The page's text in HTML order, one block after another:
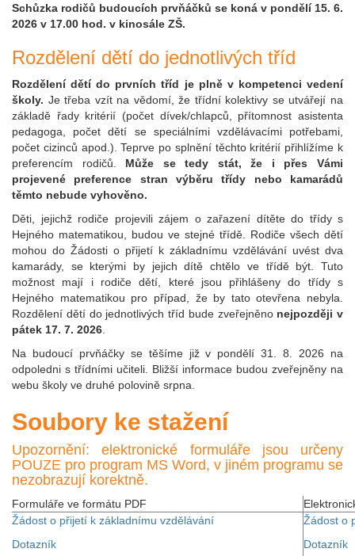
Schůzka rodičů budoucích prvňáčků se koná v pondělí 15. 6.
2026 v 17.00 hod. v kinosále ZŠ.
Rozdělení dětí do jednotlivých tříd
Rozdělení dětí do prvních tříd je plně v kompetenci vedení
školy. Je třeba vzít na vědomí, že třídní kolektivy se utvářejí na
základě řady kritérií (počet dívek/chlapců, přítomnost asistenta
pedagoga, počet dětí se speciálními vzdělávacími potřebami,
počet cizinců apod.). Teprve po splnění těchto kritérií přihlížíme k
preferencím rodičů. Může se tedy stát, že i přes Vámi
projevené preference stran výběru třídy nebo kamarádů
těmto nebude vyhověno.
Děti, jejichž rodiče projevili zájem o zařazení dítěte do třídy s
Hejného matematikou, budou ve stejné třídě. Rodiče všech dětí
mohou do Žádosti o přijetí k základnímu vzdělávání uvést dva
kamarády, se kterými by jejich dítě chtělo ve třídě být. Tuto
možnost mají i rodiče dětí, které jsou přihlášeny do třídy s
Hejného matematikou pro případ, že by tato otevřena nebyla.
Rozdělení dětí do jednotlivých tříd bude zveřejněno nejpozději v
pátek 17. 7. 2026
Na budoucí prvňáčky se těšíme již v pondělí 31. 8. 2026 na
odpoledni s třídními učiteli. Bližší informace budou zveřejněny na
webu školy ve druhé polovině srpna.
Soubory ke stažení
Upozornění: elektronické formuláře jsou určeny
POUZE pro program MS Word, v jiném programu se
nezobrazují korektně.
Formuláře ve formátu PDF
Žádost o přijetí k základnímu vzdělávání
Dotazník
Žádost o
Dotazník